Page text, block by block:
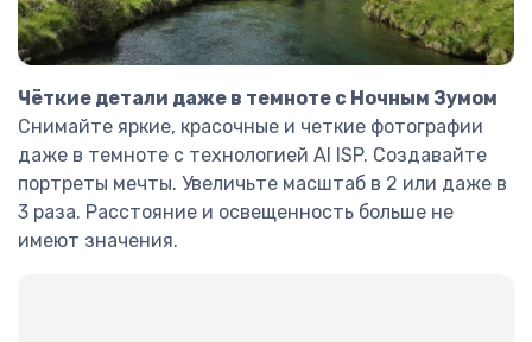
Чёткие детали даже в темноте с Ночным Зумом
Снимайте яркие, красочные и четкие фотографии
даже в темноте с технологией AI ISP. Создавайте
портреты мечты. Увеличьте масштаб в 2 или даже в
3 раза. Расстояние и освещенность больше не
имеют значения.